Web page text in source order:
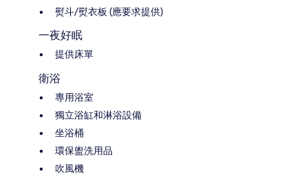
熨斗/熨衣板 (應要求提供)
一夜好眠
提供床單
衛浴
專用浴室
獨立浴缸和淋浴設備
坐浴桶
環保盥洗用品
吹風機